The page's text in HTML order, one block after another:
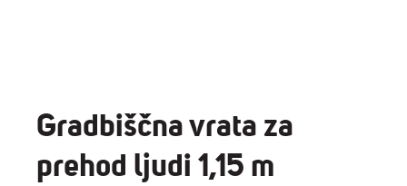
Gradbiščna vrata za
prehod ljudi 1,15 m